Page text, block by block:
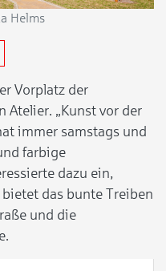
Helms
Vorplatz der
Atelier. „Kunst vor der
immer samstags und
farbige
dazu ein,
das bunte Treiben
und die